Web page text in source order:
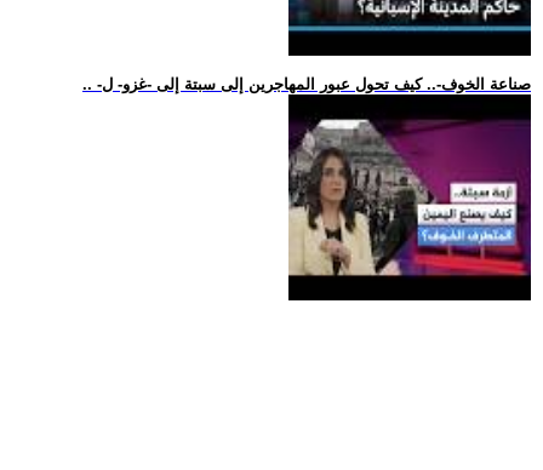
.. -صناعة الخوف-.. كيف تحول عبور المهاجرين إلى سبتة إلى -غزو- ل